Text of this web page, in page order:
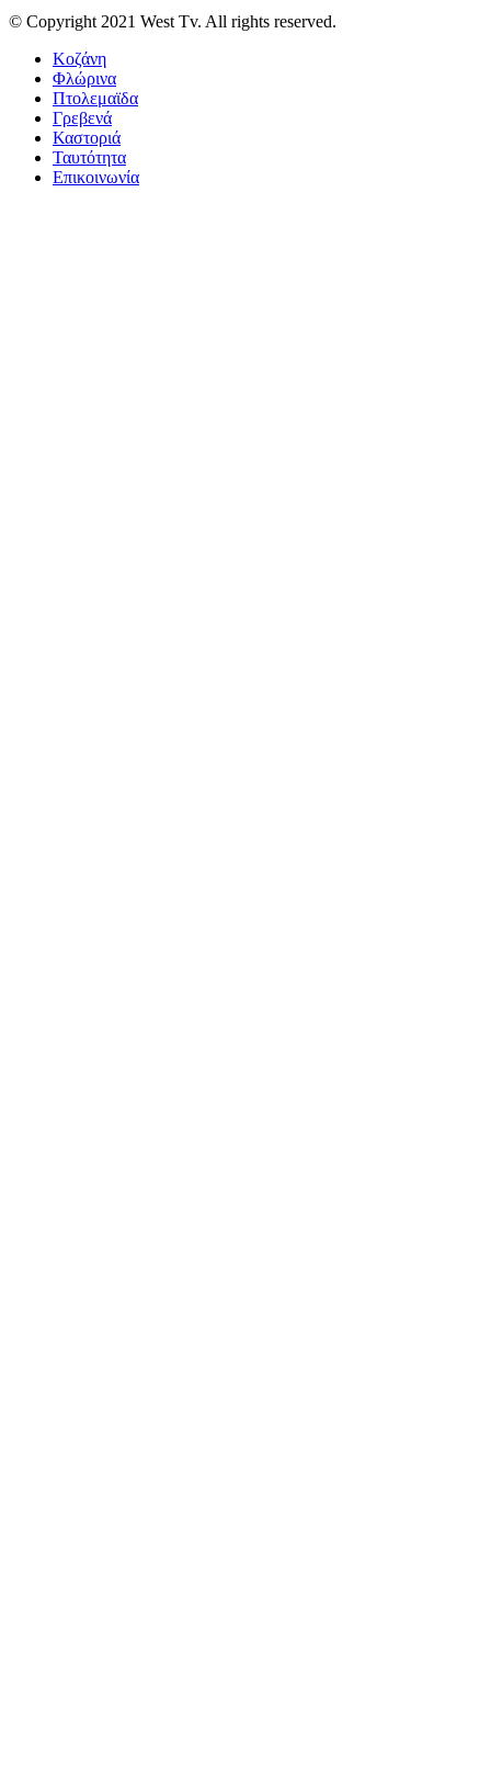
© Copyright 2021 West Tv. All rights reserved.
Κοζάνη
Φλώρινα
Πτολεμαϊδα
Γρεβενά
Καστοριά
Ταυτότητα
Επικοινωνία